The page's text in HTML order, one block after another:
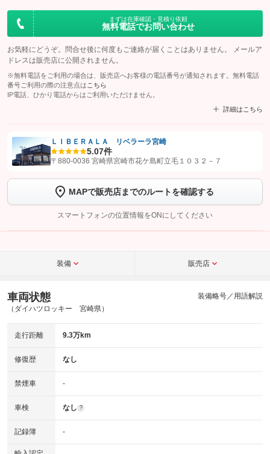
まずは在庫確認・見積り依頼
無料電話でお問い合わせ
お気軽にどうぞ。問合せ後に何度もご連絡が届くことはありません。 メールア
ドレスは販売店に公開されません。
※無料電話をご利用の場合は、販売店へお客様の電話番号が通知されます。無料電話
番号ご利用の際の注意点は こちら
IP電話、ひかり電話からはご利用いただけません。
詳細はこちら
【STEP1】認証画面でグーネットを友だち追加してから「許可する」ボタンを押
トーク画面で
ボタンをタップして問い合わせを
完了してください。
こちら
ＬＩＢＥＲＡＬＡ リベラーラ宮崎
5.07件
〒880-0036 宮崎県宮崎市花ケ島町立毛１０３２－７
MAPで販売店までのルートを確認する
スマートフォンの位置情報をONにしてください
装備 販売店
車両状態
（ダイハツロッキー 宮崎県）
装備略号／用語解説
走行距離 9.3万km
修復歴 なし
禁煙車 -
車検 なし ?
記録簿 -